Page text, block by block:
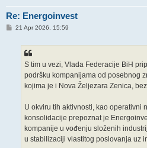
Re: Energoinvest
P21 Apr 2026, 15:59
S tim u vezi, Vlada Federacije BiH
podršku kompanijama od posebnog
kojima je i Nova Željezara Zenica,
U okviru tih aktivnosti, kao operativni
konsolidacije prepoznat je
kompanije u vođenju složenih
u stabilizaciji vlastitog poslovanja uz